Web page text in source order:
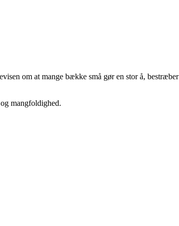
om at mange bække små gør en stor å,
mangfoldighed.